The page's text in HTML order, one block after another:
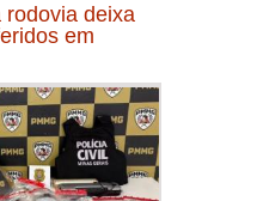
rodovia deixa
em